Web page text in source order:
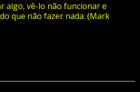
algo, vê-lo não funcionar e
que não fazer nada. (Mark